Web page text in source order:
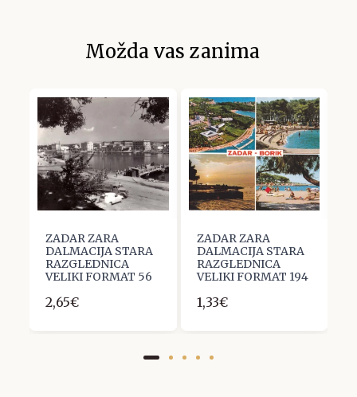
Možda vas zanima
ZADAR ZARA
DALMACIJA STARA
RAZGLEDNICA
VELIKI FORMAT 56
2,65€
ZADAR ZARA
DALMACIJA STARA
RAZGLEDNICA
VELIKI FORMAT 194
1,33€